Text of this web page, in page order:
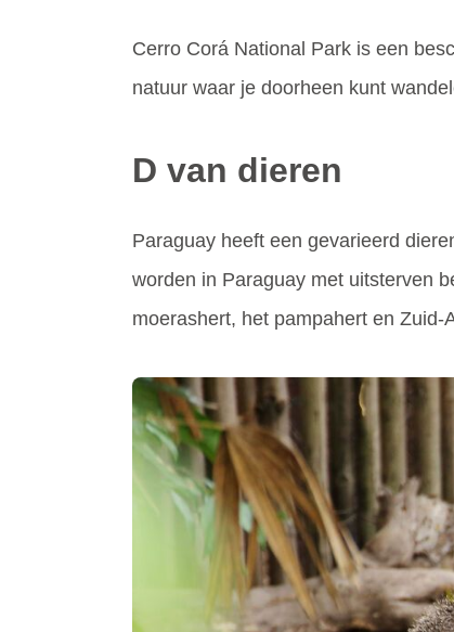
Cerro Corá National Park is een
natuur waar je doorheen kunt
D van dieren
Paraguay heeft een gevarieerd
worden in Paraguay met uitsterven
moerashert, het pampahert en Zuid-